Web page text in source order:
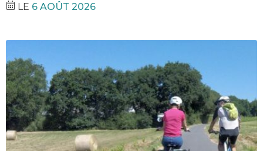
LE 6 AOÛT 2026